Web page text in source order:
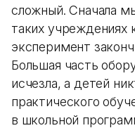
сложный. Сначала
таких учреждениях
эксперимент
Большая часть
исчезла, а детей
практического
в школьной